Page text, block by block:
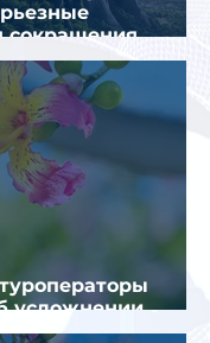
сокращения
России
усложнении
в Грецию